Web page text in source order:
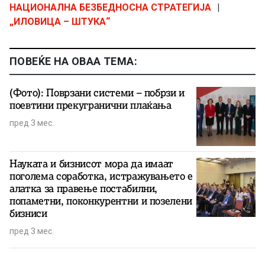
НАЦИОНАЛНА БЕЗБЕДНОСНА СТРАТЕГИЈА
„ИЛОВИЦА – ШТУКА“
ПОВЕЌЕ НА ОВАА ТЕМА:
(Фото): Поврзани системи – побрзи и
поевтини прекугранични плаќања
пред 3 мес.
Науката и бизнисот мора да имаат
поголема соработка, истражувањето е
алатка за правење постабилни,
попаметни, поконкурентни и позелени
бизниси
пред 3 мес.